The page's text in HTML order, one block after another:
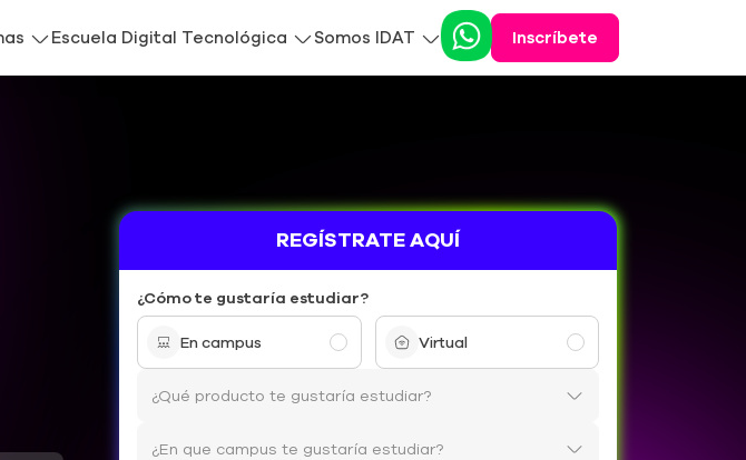
Escuela Digital Tecnológica Somos IDAT Inscríbete
REGÍSTRATE AQUÍ
¿Cómo te gustaría estudiar?
En campus Virtual